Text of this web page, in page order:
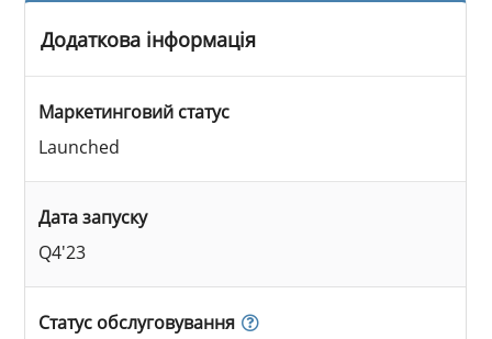
Додаткова інформація
Маркетинговий статус
Launched
Дата запуску
Q4'23
Статус обслуговування